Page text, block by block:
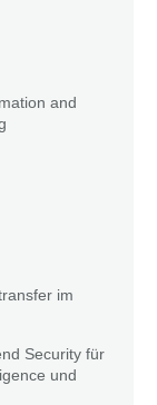
and
im
Security für
und